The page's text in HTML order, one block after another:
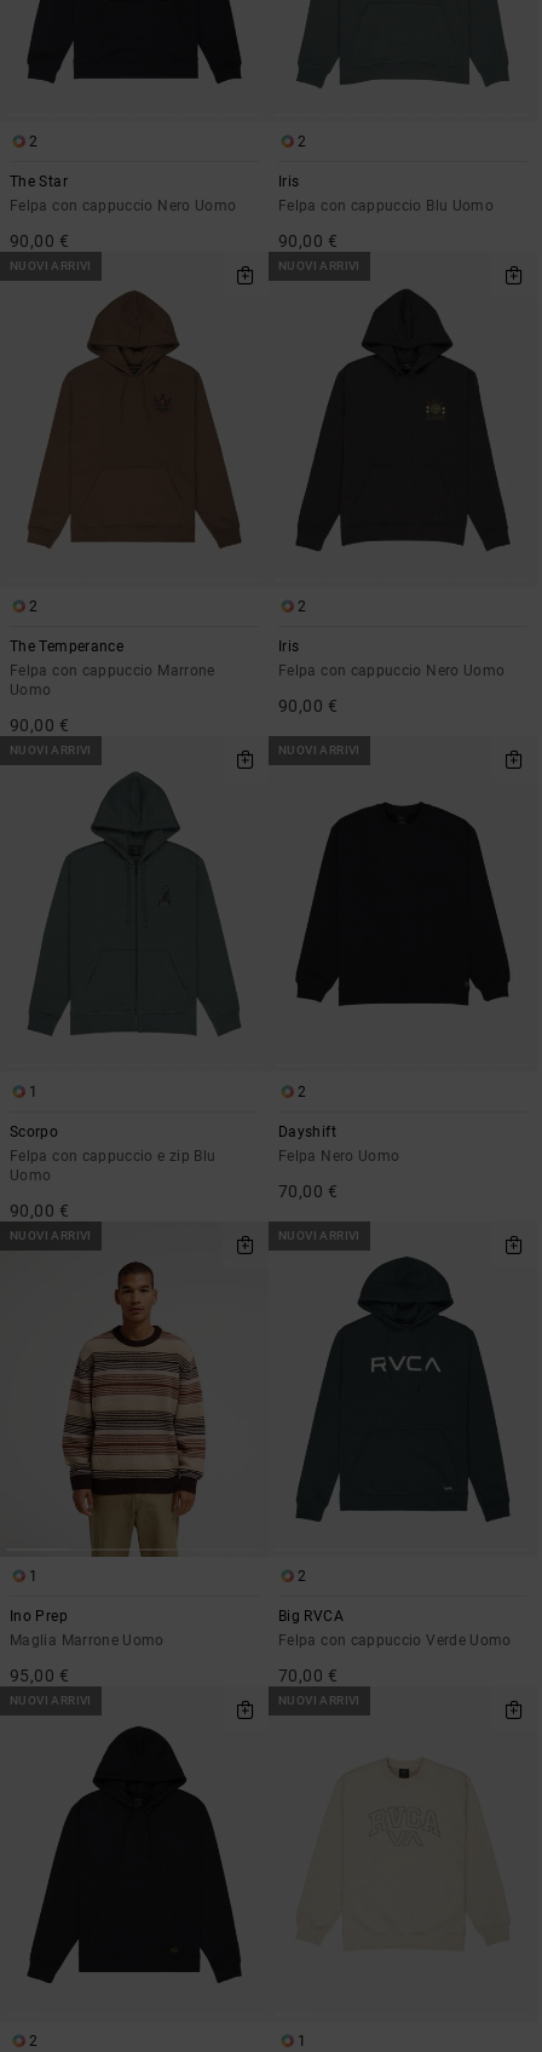
2
The Star
Felpa con cappuccio Nero Uomo
90,00 €
2
Iris
Felpa con cappuccio Blu Uomo
90,00 €
NUOVI ARRIVI
2
The Temperance
Felpa con cappuccio Marrone
Uomo
90,00 €
NUOVI ARRIVI
2
Iris
Felpa con cappuccio Nero Uomo
90,00 €
NUOVI ARRIVI
1
Scorpo
Felpa con cappuccio e zip Blu
Uomo
90,00 €
NUOVI ARRIVI
2
Dayshift
Felpa Nero Uomo
70,00 €
NUOVI ARRIVI
1
Ino Prep
Maglia Marrone Uomo
95,00 €
NUOVI ARRIVI
2
Big RVCA
Felpa con cappuccio Verde Uomo
70,00 €
NUOVI ARRIVI
2
NUOVI ARRIVI
1